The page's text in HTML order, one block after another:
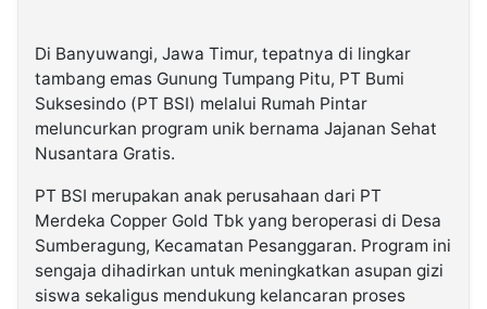
Di Banyuwangi, Jawa Timur, tepatnya di lingkar
tambang emas Gunung Tumpang Pitu, PT Bumi
Suksesindo (PT BSI) melalui Rumah Pintar
meluncurkan program unik bernama Jajanan Sehat
Nusantara Gratis.
PT BSI merupakan anak perusahaan dari PT
Merdeka Copper Gold Tbk yang beroperasi di Desa
Sumberagung, Kecamatan Pesanggaran. Program ini
sengaja dihadirkan untuk meningkatkan asupan gizi
siswa sekaligus mendukung kelancaran proses